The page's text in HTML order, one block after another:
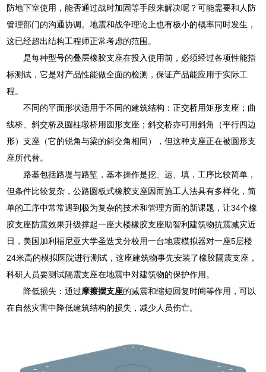
防地下室使用，能否通过战时加固等手段来解决呢？可能需要和人防
管理部门的沟通协调。地震和战争理论上也有极小的概率同时发生，
这已经超出结构工程师正常考虑的范围。
是每种型号的叠层橡胶支座在投入使用前，必须经过各项性能指
标测试，它是对产品性能做全面的检测，保证产品能应用于实际工
程。
不同的平面形状适用于不同的建筑结构：正交桥用矩形支座；曲
线桥、斜交桥及圆柱墩桥用圆形支座；斜交桥亦可用斜角（平行四边
形）支座（它的锐角与梁的斜交角相同），但这种支座正在被圆形支
座所代替。
路基包括路堤与路堑，基本操作是挖、运、填，工序比较简单，
但条件比较复杂，公路圆板式橡胶支座因而施工人法具有多样化，简
单的工序中常常遇到极为复杂的技术和管理方面的新课题，让34个橡
胶支座防震效果升级撑起一座大楼橡胶支座助智利建筑物抗震减灾近
日，美国加利福尼亚大学圣迭戈分校用一台地震模拟器对一座5层楼
24米高的模拟医院进行测试，这座建筑物事先安装了橡胶隔震支座，
科研人员要测试隔震支座在地震中对建筑物的保护作用。
降低损失：通过摩擦摆支座的减震和缩短回复时间等作用，可以
在自然灾害中降低建筑结构的损失，减少人员伤亡。